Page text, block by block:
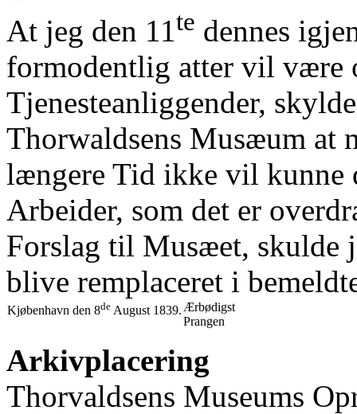
At jeg den 11te dennes
formodentlig atter vil være
Tjenesteanliggender,
Thorwaldsens Musæum at
længere Tid ikke vil kunne
Arbeider, som det er
Forslag til Musæet, skulde
blive remplaceret i
Kjøbenhavn den 8de August 1839. Ærbødigst
Prangen
Arkivplacering
Thorvaldsens Museums